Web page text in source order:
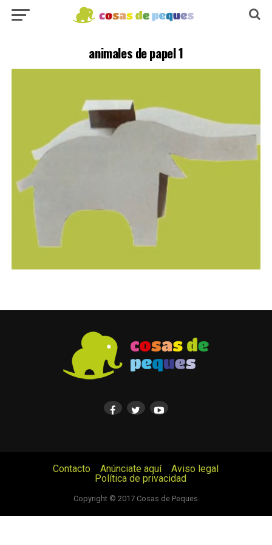
animales de papel 1
Contacto Anúnciate aquí
Aviso legal
Política de privacidad
Copyright © 2017 Cosas de Peques